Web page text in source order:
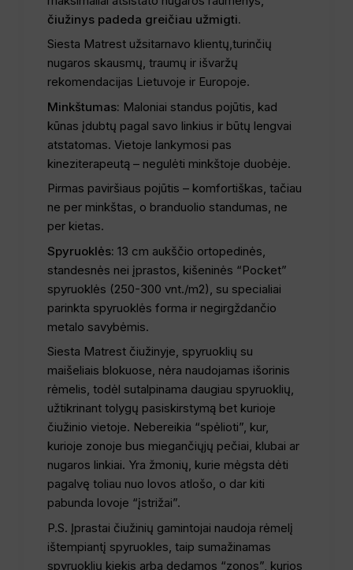
čiužinys padeda greičiau užmigti.
Siesta Matrest užsitarnavo klientų,turinčių
nugaros skausmų, traumų ir išvaržų
rekomendacijas Lietuvoje ir Europoje.
Minkštumas: Maloniai standus pojūtis, kad
kūnas įdubtų pagal savo linkius ir būtų lengvai
atstatomas. Vietoje lankymosi pas
kineziterapeutą – negulėti minkštoje duobėje.
Pirmas paviršiaus pojūtis – komfortiškas, tačiau
ne per minkštas, o branduolio standumas, ne
per kietas.
Spyruoklės: 13 cm aukščio ortopedinės,
standesnės nei įprastos, kišeninės “Pocket”
spyruoklės (250-300 vnt./m2), su specialiai
parinkta spyruoklės forma ir negirgždančio
metalo savybėmis.
Siesta Matrest čiužinyje, spyruoklių su
maišeliais blokuose, nėra naudojamas išorinis
rėmelis, todėl sutalpinama daugiau spyruoklių,
užtikrinant tolygų pasiskirstymą bet kurioje
čiužinio vietoje. Nebereikia “spėlioti”, kur,
kurioje zonoje bus miegančiųjų pečiai, klubai ar
nugaros linkiai. Yra žmonių, kurie mėgsta dėti
pagalvę toliau nuo lovos atlošo, o dar kiti
pabunda lovoje “įstrižai”.
P.S. Įprastai čiužinių gamintojai naudoja rėmelį
ištempiantį spyruokles, taip sumažinamas
spyruoklių kiekis arba dedamos “zonos”, kurios